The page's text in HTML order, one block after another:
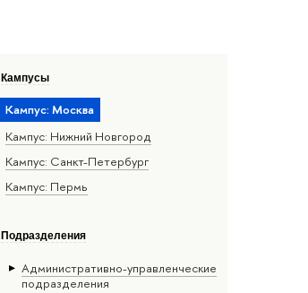
Кампусы
Кампус: Москва
Кампус: Нижний Новгород
Кампус: Санкт-Петербург
Кампус: Пермь
Подразделения
Административно-управленческие
подразделения